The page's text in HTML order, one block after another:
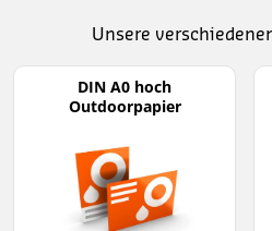
Unsere
DIN A0 hoch
Outdoorpapier